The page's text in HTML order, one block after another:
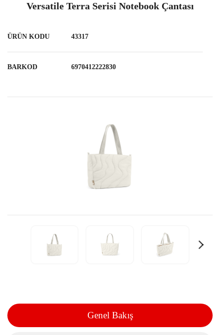
Versatile Terra Serisi Notebook Çantası
ÜRÜN KODU 43317
BARKOD 6970412222830
Genel Bakış